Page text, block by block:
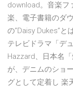
download。音楽フ
楽、電子書籍のダ
の”Daisy Dukes”と
テレビドラマ「デ
Hazzard、日本名
が、デニムのショ
グとして定着し 楽